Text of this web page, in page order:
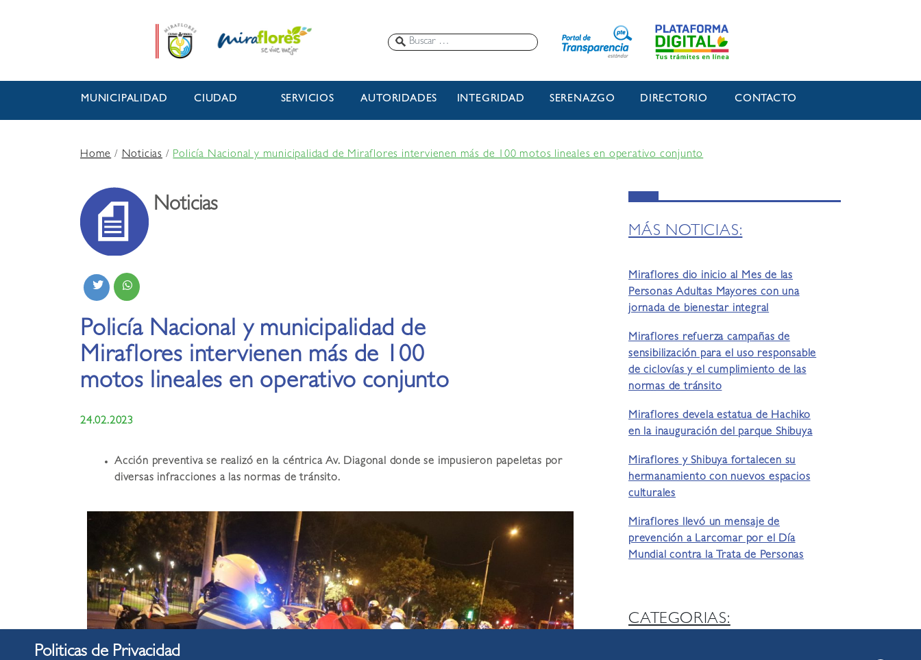
MUNICIPALIDAD CIUDAD SERVICIOS AUTORIDADES INTEGRIDAD SERENAZGO DIRECTORIO CONTACTO
Home/Noticias /Policía Nacional y municipalidad de Miraflores intervienen más de 100 motos lineales en operativo conjunto
Noticias
Policía Nacional y municipalidad de
Miraflores intervienen más de 100
motos lineales en operativo conjunto
24.02.2023
Acción preventiva se realizó en la céntrica Av. Diagonal donde se impusieron papeletas por
diversas infracciones a las normas de tránsito.
MÁS NOTICIAS:
Miraflores dio inicio al Mes de las
Personas Adultas Mayores con una
jornada de bienestar integral
Miraflores refuerza campañas de
sensibilización para el uso responsable
de ciclovías y el cumplimiento de las
normas de tránsito
Miraflores devela estatua de Hachiko
en la inauguración del parque Shibuya
Miraflores y Shibuya fortalecen su
hermanamiento con nuevos espacios
culturales
Miraflores llevó un mensaje de
prevención a Larcomar por el Día
Mundial contra la Trata de Personas
CATEGORIAS: